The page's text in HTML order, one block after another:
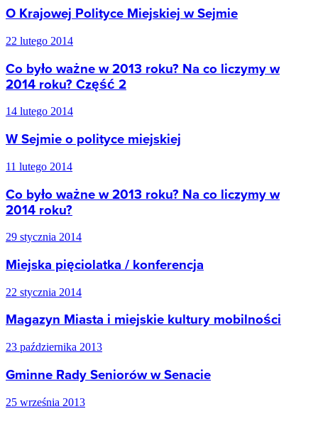
O Krajowej Polityce Miejskiej w Sejmie
22 lutego 2014
Co było ważne w 2013 roku? Na co liczymy w
2014 roku? Część 2
14 lutego 2014
W Sejmie o polityce miejskiej
11 lutego 2014
Co było ważne w 2013 roku? Na co liczymy w
2014 roku?
29 stycznia 2014
Miejska pięciolatka / konferencja
22 stycznia 2014
Magazyn Miasta i miejskie kultury mobilności
23 października 2013
Gminne Rady Seniorów w Senacie
25 września 2013